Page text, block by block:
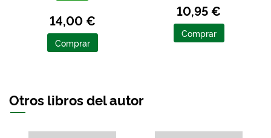
14,00 €
Comprar
10,95 €
Comprar
Otros libros del autor